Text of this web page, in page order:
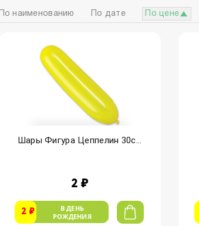
По наименованию По дате По цене
Шары Фигура Цеппелин 30с...
2 ₽
2 ₽
В ДЕНЬ
РОЖДЕНИЯ